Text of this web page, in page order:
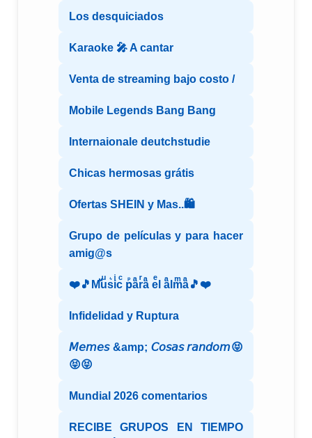
Los desquiciados
Karaoke 🎤 A cantar
Venta de streaming bajo costo /
Mobile Legends Bang Bang
Internaionale deutchstudie
Chicas hermosas grátis
Ofertas SHEIN y Mas..🛍️
Grupo de películas y para hacer
amig@s
❤️🎵Mⷨuͧs͛iͥcͨ рⷬaͣrͬaͣ eͤl aͣlmͫaͣ🎵❤️
Infidelidad y Ruptura
𝘔𝘦𝘮𝘦𝘴 &amp; 𝘊𝘰𝘴𝘢𝘴 𝘳𝘢𝘯𝘥𝘰𝘮😝
😝😝
Mundial 2026 comentarios
RECIBE GRUPOS EN TIEMPO